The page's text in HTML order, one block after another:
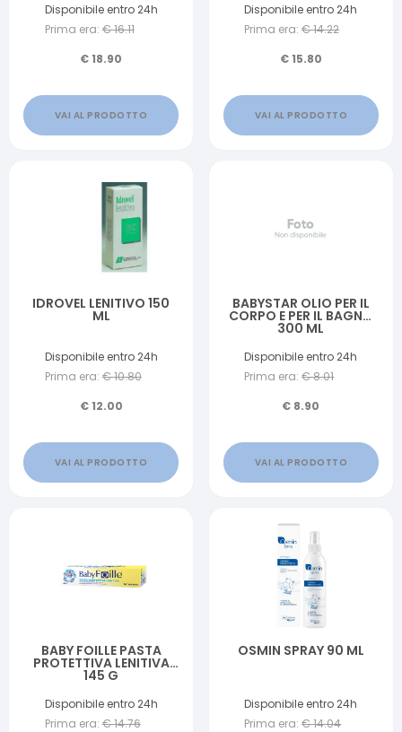
Disponibile entro 24h
Prima era: €16.11
€18.90
VAI AL PRODOTTO
Disponibile entro 24h
Prima era: €14.22
€15.80
VAI AL PRODOTTO
IDROVEL LENITIVO 150
ML
Disponibile entro 24h
Prima era: €10.80
€12.00
VAI AL PRODOTTO
BABYSTAR OLIO PER IL
CORPO E PER IL BAGNO
300 ML
Disponibile entro 24h
Prima era: €8.01
€ 8.90
VAI AL PRODOTTO
BABY FOILLE PASTA
PROTETTIVA LENITIVA
145 G
Disponibile entro 24h
Prima era: €14.76
OSMIN SPRAY 90 ML
Disponibile entro 24h
Prima era: €14.04